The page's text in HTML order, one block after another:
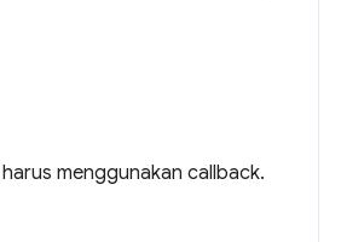
menggunakan callback.